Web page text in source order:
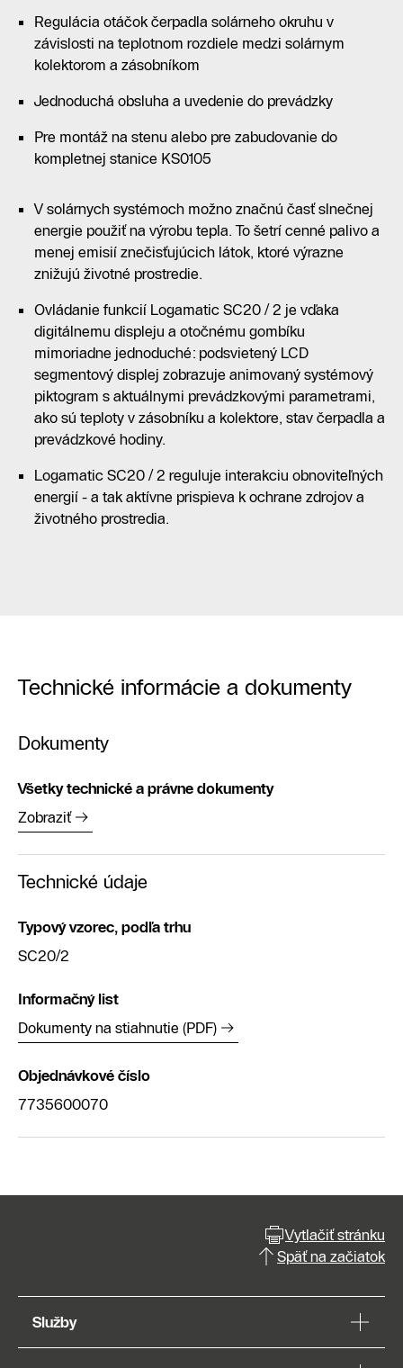
Regulácia otáčok čerpadla solárneho okruhu v
závislosti na teplotnom rozdiele medzi solárnym
kolektorom a zásobníkom
Jednoduchá obsluha a uvedenie do prevádzky
Pre montáž na stenu alebo pre zabudovanie do
kompletnej stanice KS0105
V solárnych systémoch možno značnú časť slnečnej
energie použiť na výrobu tepla. To šetrí cenné palivo a
menej emisií znečisťujúcich látok, ktoré výrazne
znižujú životné prostredie.
Ovládanie funkcií Logamatic SC20 / 2 je vďaka
digitálnemu displeju a otočnému gombíku
mimoriadne jednoduché: podsvietený LCD
segmentový displej zobrazuje animovaný systémový
piktogram s aktuálnymi prevádzkovými parametrami,
ako sú teploty v zásobníku a kolektore, stav čerpadla a
prevádzkové hodiny.
Logamatic SC20 / 2 reguluje interakciu obnoviteľných
energií - a tak aktívne prispieva k ochrane zdrojov a
životného prostredia.
Technické informácie a dokumenty
Dokumenty
Všetky technické a právne dokumenty
Zobraziť
Technické údaje
Typový vzorec, podľa trhu
SC20/2
Informačný list
Dokumenty na stiahnutie (PDF)
Objednávkové číslo
7735600070
Vytlačiť stránku
Späť na začiatok
Služby